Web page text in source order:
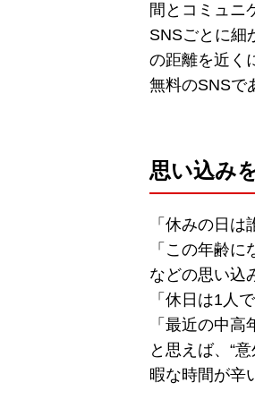
間とコミュニ
SNSごとに細
の距離を近く
無料のSNSで
思い込み
「休みの日は
「この年齢
などの思い込
「休日は1人
「最近の中
と思えば、“
暇な時間が辛